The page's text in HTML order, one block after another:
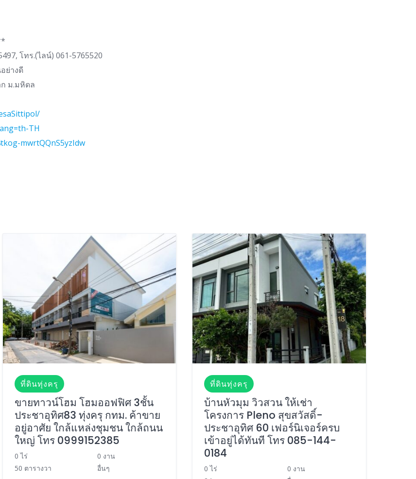
โทร.(ไลน์) 061-5765520
ย่างดี
ม.มหิดล
TH
mwrtQQnS5yzIdw
ที่ดินทุ่งครุ
ขายทาวน์โฮม โฮมออฟฟิศ 3ชั้น
ประชาอุทิศ83 ทุ่งครุ กทม. ค้าขาย
อยู่อาศัย ใกล้แหล่งชุมชน ใกล้ถนน
ใหญ่ โทร 0999152385
0 ไร่
0 งาน
50 ตารางวา
อื่นๆ
ที่ดินทุ่งครุ
บ้านหัวมุม วิวสวน ให้เช่า
โครงการ Pleno สุขสวัสดิ์-
ประชาอุทิศ 60 เฟอร์นิเจอร์ครบ
เข้าอยู่ได้ทันที โทร 085-144-
0184
0 ไร่
0 งาน